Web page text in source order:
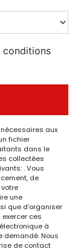
conditions
aux
fichier
dans le
collectées
. Vous
de
une
que d’organiser
exercer ces
à
demandé. Nous
de contact